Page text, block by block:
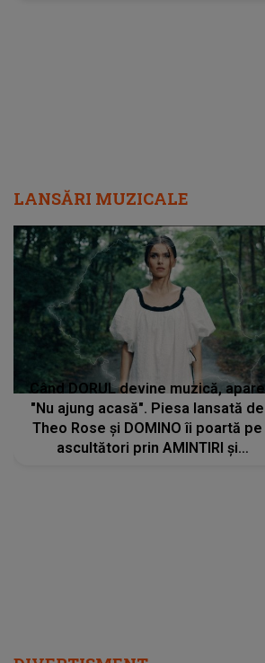
LANSĂRI MUZICALE
Când DORUL devine muzică, apare
"Nu ajung acasă". Piesa lansată de
Theo Rose și DOMINO îi poartă pe
ascultători prin AMINTIRI și